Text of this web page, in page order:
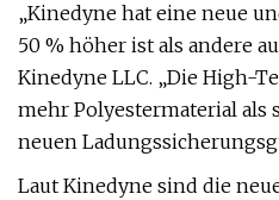
„Kinedyne hat eine neue
50 % höher ist als andere
Kinedyne LLC. „Die High-
mehr Polyestermaterial als
neuen
Laut Kinedyne sind die